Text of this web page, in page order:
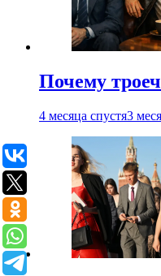
Почему
4 месяца спустя3